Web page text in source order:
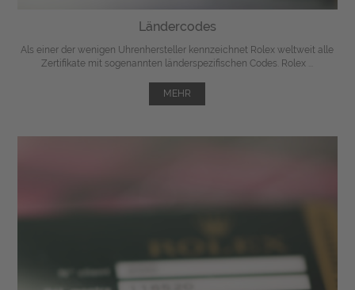
Ländercodes
Als einer der wenigen Uhrenhersteller kennzeichnet Rolex weltweit alle
Zertifikate mit sogenannten länderspezifischen Codes. Rolex ...
MEHR